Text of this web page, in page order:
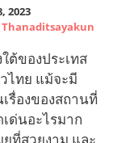
2023
ต้ของประเทส
ไทย แม้จะมี
รื่องของสถานที่
ด่นอะไรมาก
ที่สวยงาม และ